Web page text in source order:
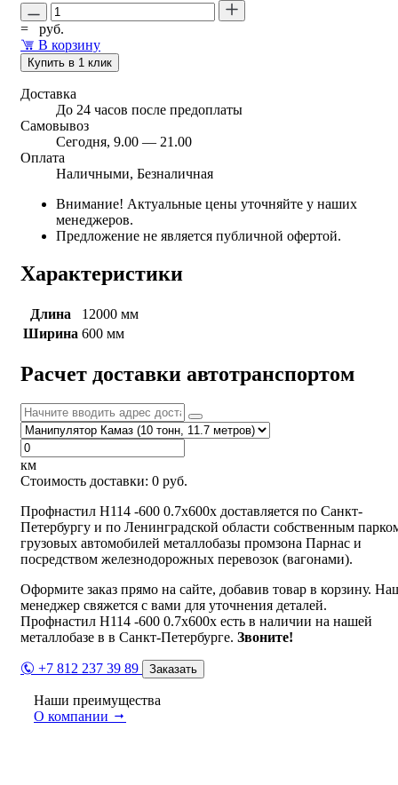
=
руб.
В корзину
Купить в 1 клик
Доставка
До 24 часов после предоплаты
Самовывоз
Сегодня, 9.00 — 21.00
Оплата
Наличными, Безналичная
Внимание! Актуальные цены уточняйте у наших
менеджеров.
Предложение не является публичной офертой.
Характеристики
Длина
12000 мм
Ширина 600 мм
Расчет доставки автотранспортом
км
Стоимость доставки: 0 руб.
Профнастил Н114 -600 0.7х600х доставляется по Санкт-
Петербургу и по Ленинградской области собственным
грузовых автомобилей металлобазы промзона Парнас и
посредством железнодорожных перевозок (вагонами).
Оформите заказ прямо на сайте, добавив товар в корзину.
менеджер свяжется с вами для уточнения деталей.
Профнастил Н114 -600 0.7х600х есть в наличии на нашей
металлобазе в в Санкт-Петербурге. Звоните!
+7 812 237 39 89 Заказать
Наши преимущества
О компании